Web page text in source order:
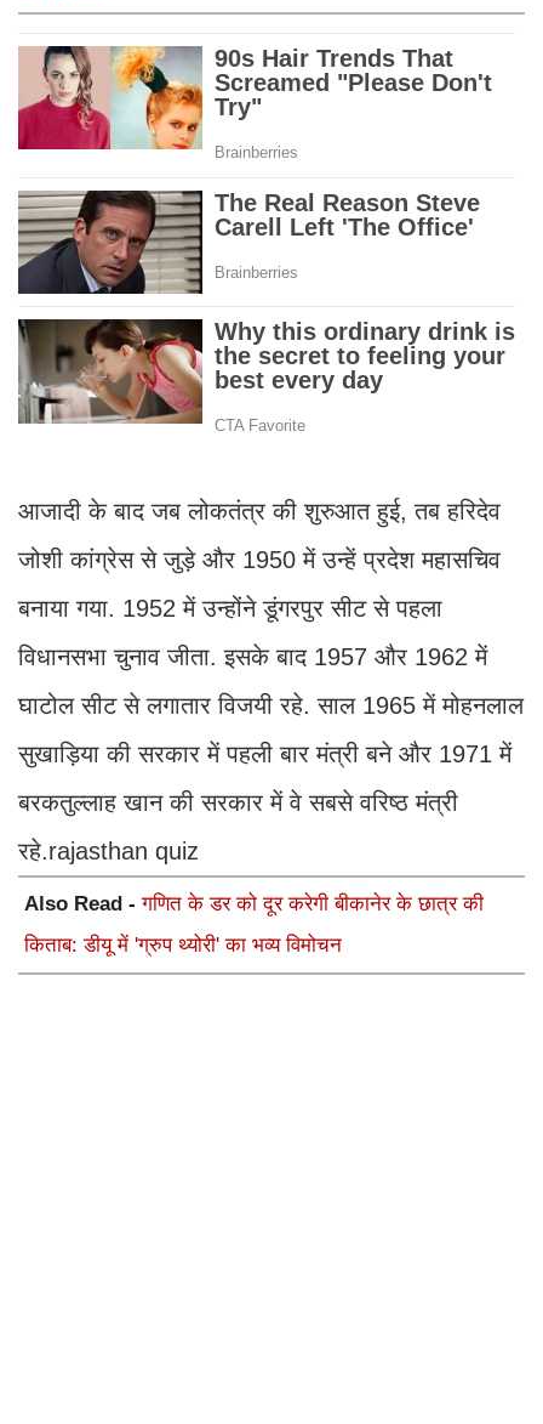
आजादी के बाद जब लोकतंत्र की शुरुआत हुई, तब हरिदेव
जोशी कांग्रेस से जुड़े और 1950 में उन्हें प्रदेश महासचिव
बनाया गया. 1952 में उन्होंने डूंगरपुर सीट से पहला
विधानसभा चुनाव जीता. इसके बाद 1957 और 1962 में
घाटोल सीट से लगातार विजयी रहे. साल 1965 में मोहनलाल
सुखाड़िया की सरकार में पहली बार मंत्री बने और 1971 में
बरकतुल्लाह खान की सरकार में वे सबसे वरिष्ठ मंत्री
रहे.rajasthan quiz
Also Read -गणित के डर को दूर करेगी बीकानेर के छात्र की
किताब: डीयू में 'ग्रुप थ्योरी' का भव्य विमोचन